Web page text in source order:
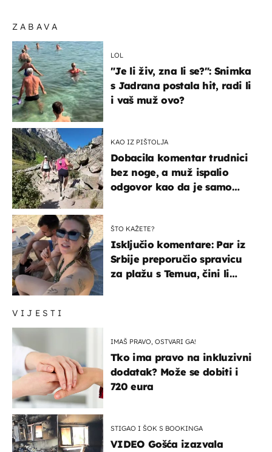
VIJESTI
IMAŠ PRAVO, OSTVARI GA!
Tko ima pravo na inkluzivni
dodatak? Može se dobiti i
720 eura
STIGAO I ŠOK S BOOKINGA
VIDEO Gošća izazvala
ZABAVA
LOL
"Je li živ, zna li se?": Snimka
s Jadrana postala hit, radi li
i vaš muž ovo?
KAO IZ PIŠTOLJA
Dobacila komentar trudnici
bez noge, a muž ispalio
odgovor kao da je samo
ŠTO KAŽETE?
Isključio komentare: Par iz
Srbije preporučio spravicu
za plažu s Temua, čini li